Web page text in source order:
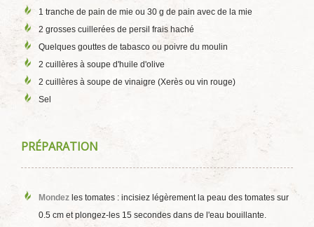
1 tranche de pain de mie ou 30 g de pain avec de la mie
2 grosses cuillerées de persil frais haché
Quelques gouttes de tabasco ou poivre du moulin
2 cuillères à soupe d'huile d'olive
2 cuillères à soupe de vinaigre (Xerès ou vin rouge)
Sel
PRÉPARATION
Mondez les tomates : incisiez légèrement la peau des tomates sur
0.5 cm et plongez-les 15 secondes dans de l'eau bouillante.